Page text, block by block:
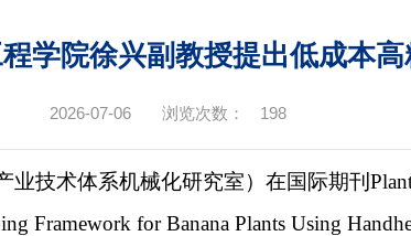
学院徐兴副教授提出低成本
2026-07-06 浏览次数： 198
技术体系机械化研究室）在国际期刊
Framework for Banana Plants Using